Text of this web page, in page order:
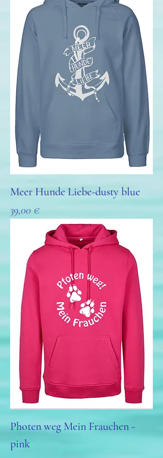
Meer Hunde Liebe-dusty blue
Preis
39,00 €
Photen weg Mein Frauchen -
pink